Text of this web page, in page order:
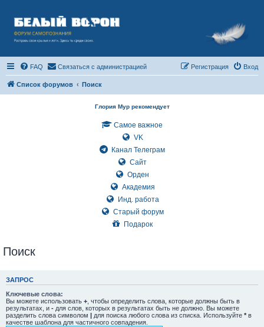
FAQ Связаться с администрацией Вход
Регистрация
Список форумов Поиск
Глория Мур рекомендует
Самое важное
VK
Канал Телеграм
Сайт
Орден
Академия
Инд. работа
Старый форум
Подарок
Поиск
ЗАПРОС
Ключевые слова:
Вы можете использовать + , чтобы определить слова, которые должны быть в
результатах, и - для слов, которых в результатах быть не должно. Вы можете
разделить слова символом | для поиска любого слова из списка. Используйте * в
качестве шаблона для частичного совпадения.